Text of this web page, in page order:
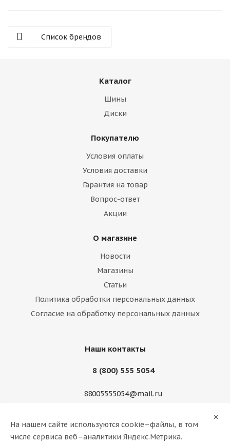
Список брендов
Каталог
Шины
Диски
Покупателю
Условия оплаты
Условия доставки
Гарантия на товар
Вопрос-ответ
Акции
О магазине
Новости
Магазины
Статьи
Политика обработки персональных данных
Согласие на обработку персональных данных
Наши контакты
8 (800) 555 5054
88005555054@mail.ru
оф.4
На нашем сайте используются cookie–файлы, в том
числе сервиса веб–аналитики Яндекс.Метрика.